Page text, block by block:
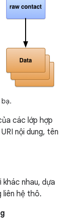
các lớp hợp
nội dung, tên
khác nhau, dựa
liên hệ thô.